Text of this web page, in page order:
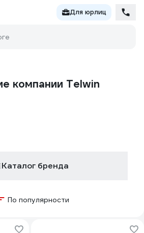
Для юрлиц
компании Telwin
Каталог бренда
По популярности